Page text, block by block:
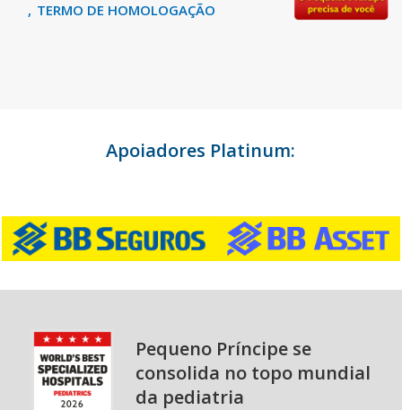
TERMO DE HOMOLOGAÇÃO
Apoiadores Platinum:
Pequeno Príncipe se
consolida no topo mundial
da pediatria